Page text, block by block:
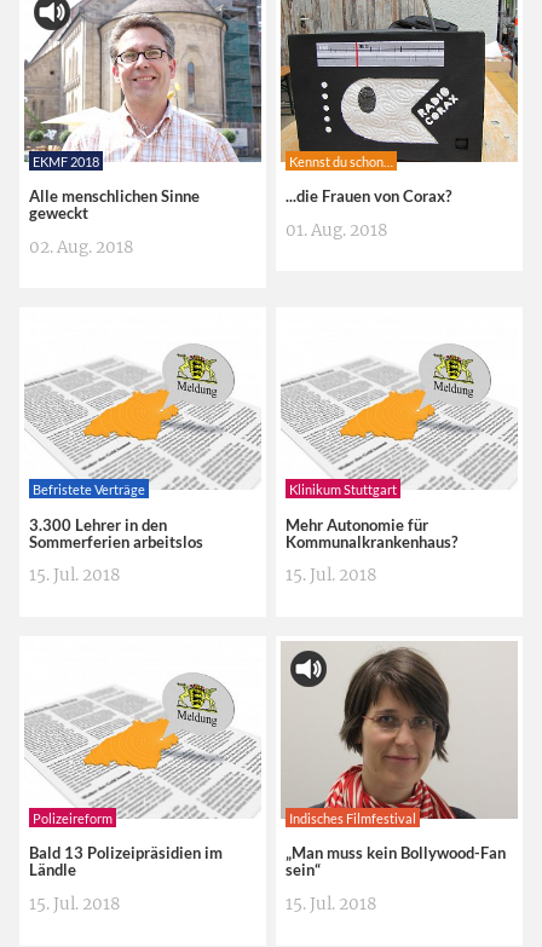
EKMF 2018
Alle menschlichen Sinne
geweckt
02. Aug. 2018
Kennst du schon…
...die Frauen von Corax?
01. Aug. 2018
Befristete Verträge
3.300 Lehrer in den
Sommerferien arbeitslos
15. Jul. 2018
Klinikum Stuttgart
Mehr Autonomie für
Kommunalkrankenhaus?
15. Jul. 2018
Polizeireform
Bald 13 Polizeipräsidien im
Ländle
15. Jul. 2018
Indisches Filmfestival
„Man muss kein Bollywood-Fan
sein“
15. Jul. 2018